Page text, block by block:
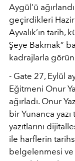
Aygül’ü ağırland
geçirdikleri
Ayvalık’ın tarih,
Şeye Bakmak”
kadrajlarla gö
- Gate 27, Eylül
Eğitmeni Onur
ağırladı. Onur
bir Yunanca
yazıtlarını
ile harflerin
belgelenmesi ve